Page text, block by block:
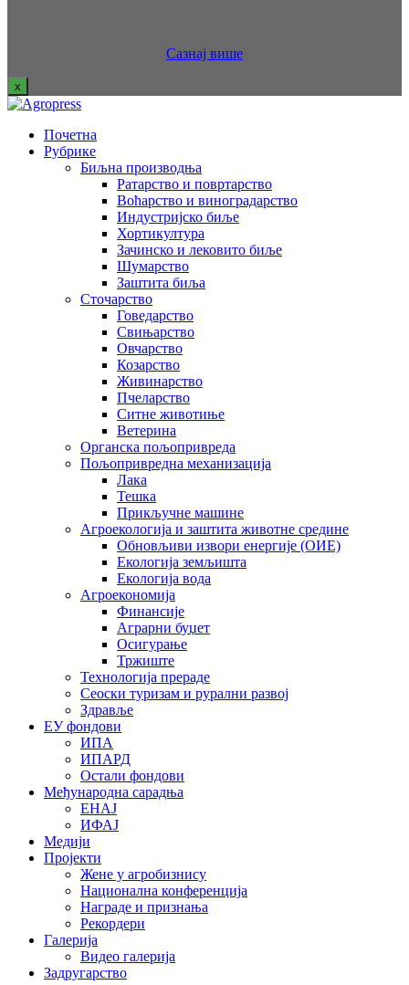
Сазнај више
x
Почетна
Рубрике
Биљна производња
Ратарство и повртарство
Воћарство и виноградарство
Индустријско биље
Хортикултура
Зачинско и лековито биље
Шумарство
Заштита биља
Сточарство
Говедарство
Свињарство
Овчарство
Козарство
Живинарство
Пчеларство
Ситне животиње
Ветерина
Органска пољопривреда
Пољопривредна механизација
Лака
Тешка
Прикључне машине
Агроекологија и заштита животне средине
Обновљиви извори енергије (ОИЕ)
Екологија земљишта
Екологија вода
Агроекономија
Финансије
Аграрни буџет
Осигурање
Тржиште
Технологија прераде
Сеоски туризам и рурални развој
Здравље
ЕУ фондови
ИПА
ИПАРД
Остали фондови
Међународна сарадња
ЕНАЈ
ИФАЈ
Медији
Пројекти
Жене у агробизнису
Национална конференција
Награде и признања
Рекордери
Галерија
Видео галерија
Задругарство